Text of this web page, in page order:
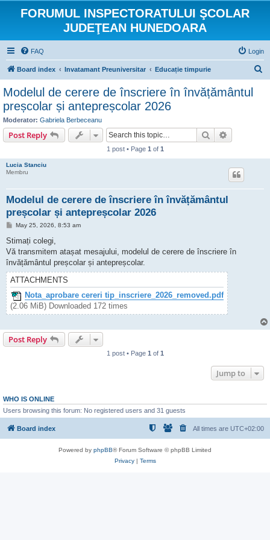
FORUMUL INSPECTORATULUI ŞCOLAR
JUDEŢEAN HUNEDOARA
FAQ Login
Board index Invatamant Preuniversitar Educație timpurie
Modelul de cerere de înscriere în învățământul
preșcolar și antepreșcolar 2026
Moderator: Gabriela Berbeceanu
Post Reply Search
1 post • Page 1 of 1
Lucia Stanciu
Membru
Modelul de cerere de înscriere în învățământul
preșcolar și antepreșcolar 2026
P
s
May 25, 2026, 8:53 am
Stimați colegi,
Vă transmitem atașat mesajului, modelul de cerere de înscriere în
învățământul preșcolar și antepreșcolar.
ATTACHMENTS
Nota_aprobare cereri tip_inscriere_2026_removed.pdf
(2.06 MiB) Downloaded 172 times
Post Reply
1 post • Page 1 of 1
Jump to
WHO IS ONLINE
Users browsing this forum: No registered users and 31 guests
Board index All times are UTC+02:00
Powered by phpBB® Forum Software © phpBB Limited
Privacy| Terms